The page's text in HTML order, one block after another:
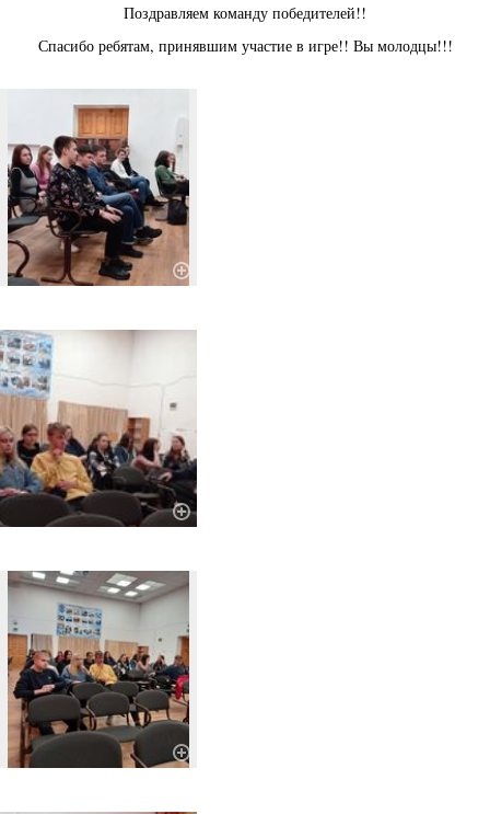
Поздравляем команду победителей!!
Спасибо ребятам, принявшим участие в игре!! Вы молодцы!!!